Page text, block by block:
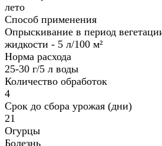
лето
Способ применения
Опрыскивание в период
жидкости - 5 л/100 м²
Норма расхода
25-30 г/5 л воды
Количество обработок
4
Срок до сбора урожая (дни)
21
Огурцы
Болезнь